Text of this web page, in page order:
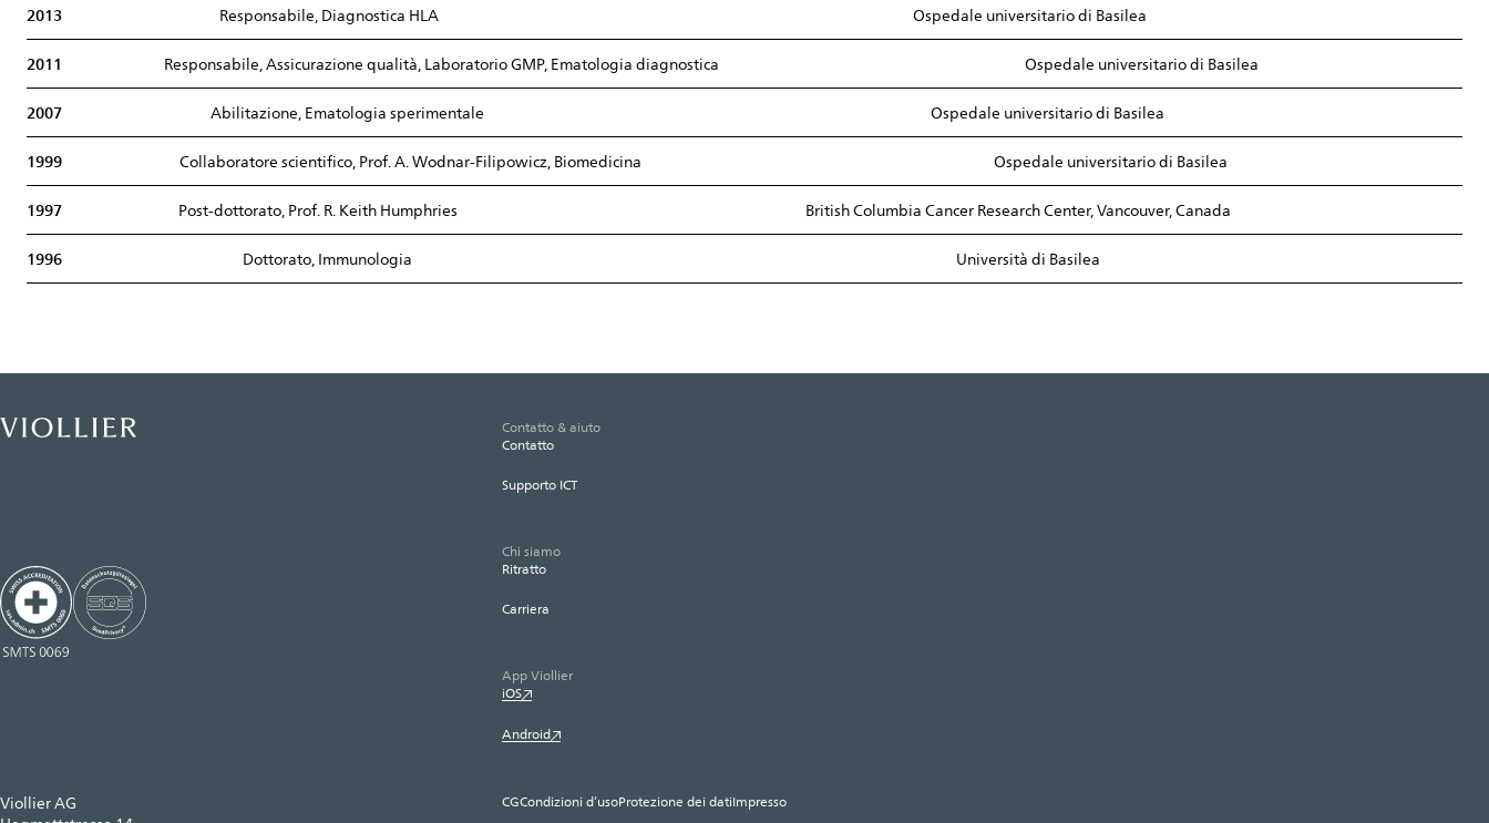
2013 Responsabile, Diagnostica HLA Ospedale universitario di Basilea
2011 Responsabile, Assicurazione qualità, Laboratorio GMP, Ematologia diagnostica Ospedale universitario di Basilea
2007 Abilitazione, Ematologia sperimentale Ospedale universitario di Basilea
1999 Collaboratore scientifico, Prof. A. Wodnar-Filipowicz, Biomedicina Ospedale universitario di Basilea
1997 Post-dottorato, Prof. R. Keith Humphries British Columbia Cancer Research Center, Vancouver, Canada
1996 Dottorato, Immunologia Università di Basilea
Viollier AG
Contatto & aiuto
Contatto
Supporto ICT
Chi siamo
Ritratto
Carriera
App Viollier
iOS
Android
CGCondizioni d’usoProtezione dei datiImpresso